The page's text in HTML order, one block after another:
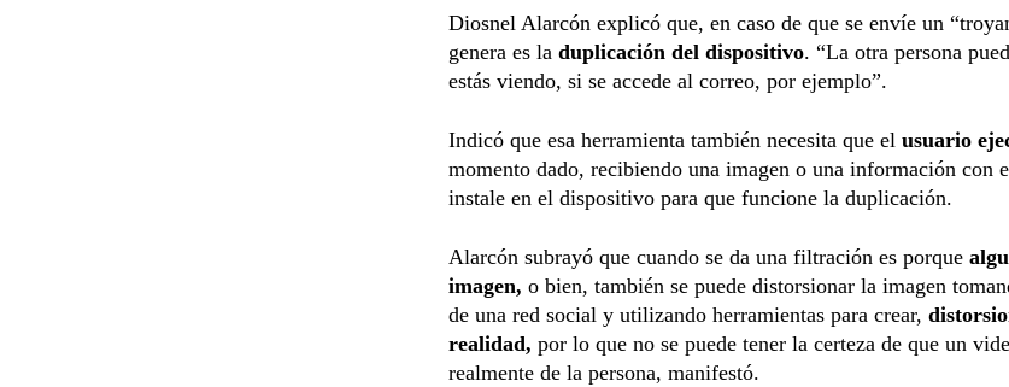
Diosnel Alarcón explicó que, en caso de que se envíe un
genera es la duplicación del dispositivo. “La otra persona
estás viendo, si se accede al correo, por ejemplo”.
Indicó que esa herramienta también necesita que el usuario
momento dado, recibiendo una imagen o una información con
instale en el dispositivo para que funcione la duplicación.
Alarcón subrayó que cuando se da una filtración es porque
imagen, o bien, también se puede distorsionar la imagen
de una red social y utilizando herramientas para crear,
realidad, por lo que no se puede tener la certeza de que un
realmente de la persona, manifestó.